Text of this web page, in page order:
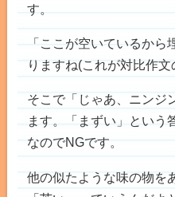
す。
「ここが空いているか
りますね(これが対比作文
そこで「じゃあ、ニンジ
ます。「まずい」という
なのでNGです。
他の似たような味の物を